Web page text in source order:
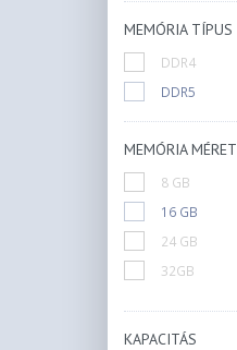
MEMÓRIA TÍPUS
DDR4
DDR5
MEMÓRIA MÉRET
8 GB
16 GB
24 GB
32GB
KAPACITÁS